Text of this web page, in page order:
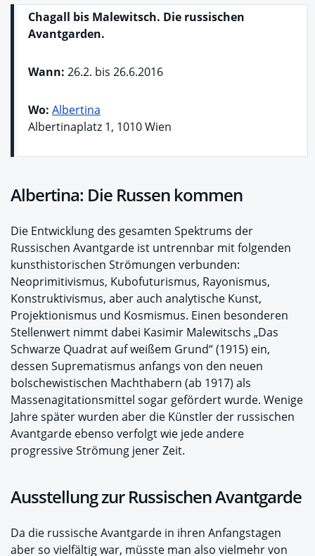
Chagall bis Malewitsch. Die russischen
Avantgarden.
Wann: 26.2. bis 26.6.2016
Wo: Albertina
Albertinaplatz 1, 1010 Wien
Albertina: Die Russen kommen
Die Entwicklung des gesamten Spektrums der
Russischen Avantgarde ist untrennbar mit folgenden
kunsthistorischen Strömungen verbunden:
Neoprimitivismus, Kubofuturismus, Rayonismus,
Konstruktivismus, aber auch analytische Kunst,
Projektionismus und Kosmismus. Einen besonderen
Stellenwert nimmt dabei Kasimir Malewitschs „Das
Schwarze Quadrat auf weißem Grund“ (1915) ein,
dessen Suprematismus anfangs von den neuen
bolschewistischen Machthabern (ab 1917) als
Massenagitationsmittel sogar gefördert wurde. Wenige
Jahre später wurden aber die Künstler der russischen
Avantgarde ebenso verfolgt wie jede andere
progressive Strömung jener Zeit.
Ausstellung zur Russischen Avantgarde
Da die russische Avantgarde in ihren Anfangstagen
aber so vielfältig war, müsste man also vielmehr von